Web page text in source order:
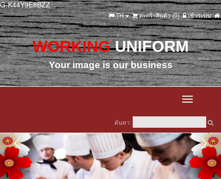
G-K44Y9E8BZZ
เข้าระบบ
ตะกร้าสินค้า (0)
TH
WORKING UNIFORM
Your image is our business
Toggle
ค้นหา: